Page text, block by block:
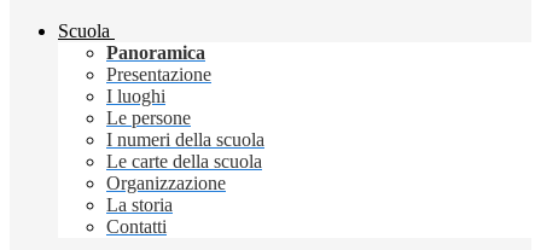
Scuola
Panoramica
Presentazione
I luoghi
Le persone
I numeri della scuola
Le carte della scuola
Organizzazione
La storia
Contatti